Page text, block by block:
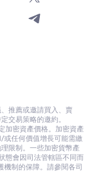
推薦或邀請買入、賣
交易策略的邀約。
加密資產價格。加密資產
或任何價值增長可能需繳
限制。一些加密貨幣產
態會因司法管轄區不同而
制的保障。請參閱各司